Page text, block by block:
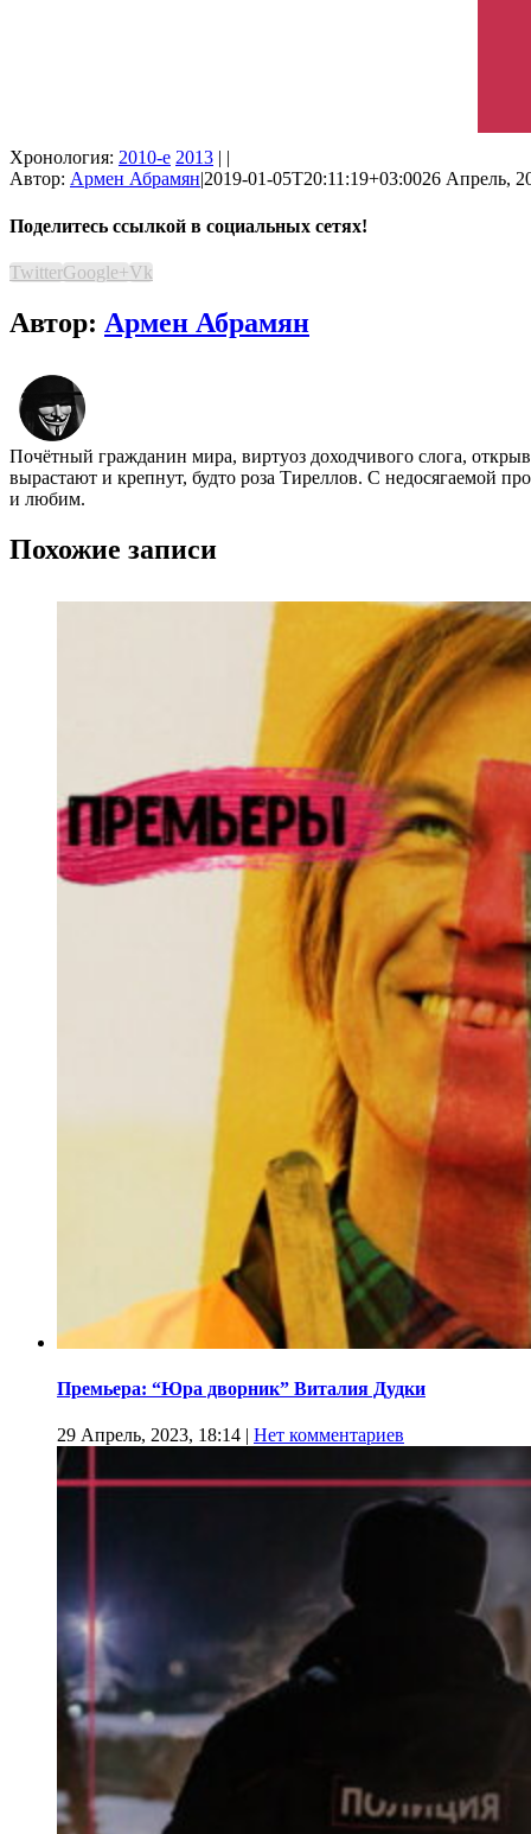
Хронология: 2010-е 2013 | |
Автор: Армен Абрамян|2019-01-05T20:11:19+03:0026 Апрель,
Поделитесь ссылкой в социальных сетях!
TwitterGoogle+Vk
Автор: Армен Абрамян
Почётный гражданин мира, виртуоз доходчивого слога,
вырастают и крепнут, будто роза Тиреллов. С недосягаемой
и любим.
Похожие записи
Премьера: “Юра дворник” Виталия Дудки
29 Апрель, 2023, 18:14 | Нет комментариев